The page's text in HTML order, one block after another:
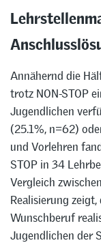
Annähernd die
trotz NON-STOP
Jugendlichen
(25.1%, n=62)
und Vorlehren
STOP in 34
Vergleich
Realisierung
Wunschberuf
Jugendlichen der